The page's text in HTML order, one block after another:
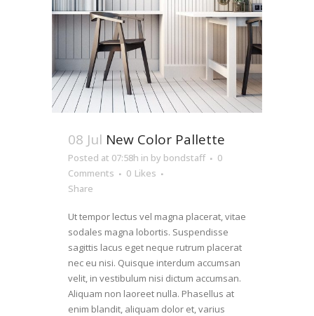
08 Jul New Color Pallette
Posted at 07:58h in by bondstaff
0
Comments
0 Likes
Share
Ut tempor lectus vel magna placerat, vitae
sodales magna lobortis. Suspendisse
sagittis lacus eget neque rutrum placerat
nec eu nisi. Quisque interdum accumsan
velit, in vestibulum nisi dictum accumsan.
Aliquam non laoreet nulla. Phasellus at
enim blandit, aliquam dolor et, varius